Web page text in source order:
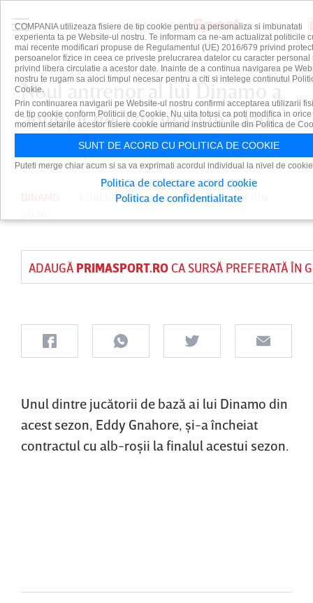
Noul antrenor al lui Dinamo a
anunţat decizia luată în cazul
lui Eddy Gnahore!
PUBLICAT DESERGIU CRĂCIUNPE 11 IUN
ADAUGĂ PRIMASPORT.ROCA SURSĂ PREFERATĂ ÎN
Unul dintre jucătorii de bază ai lui Dinamo din
acest sezon, Eddy Gnahore, şi-a încheiat
contractul cu alb-roşii la finalul acestui sezon.
COMPANIA utilizeaza fisiere de tip cookie pentru a personaliza si imbunatati
experienta ta pe Website-ul nostru. Te informam ca ne-am actualizat politicile
mai recente modificari propuse de Regulamentul (UE) 2016/679 privind
persoanelor fizice in ceea ce priveste prelucrarea datelor cu caracter personal
privind libera circulatie a acestor date. Inainte de a continua navigarea pe
nostru te rugam sa aloci timpul necesar pentru a citi si intelege continutul
Cookie.
Prin continuarea navigarii pe Website-ul nostru confirmi acceptarea utilizarii
de tip cookie conform Politicii de Cookie. Nu uita totusi ca poti modifica in orice
moment setarile acestor fisiere cookie urmand instructiunile din Politica de
SUNT DE ACORD CU POLITICA DE COOKIE
Puteti merge chiar acum si sa va exprimati acordul individual la nivel de
Politica de colectare acord cookie
Politica de confidentialitate